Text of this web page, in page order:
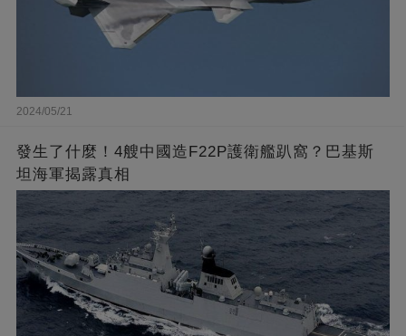
2024/05/21
發生了什麼！4艘中國造F22P護衛艦趴窩？巴基斯
坦海軍揭露真相